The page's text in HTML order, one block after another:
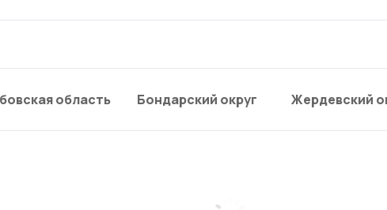
область Бондарский округ Жердевский